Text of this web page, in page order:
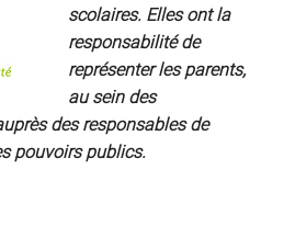
scolaires. Elles ont la
responsabilité de
représenter les parents,
au sein des
des responsables de
pouvoirs publics.